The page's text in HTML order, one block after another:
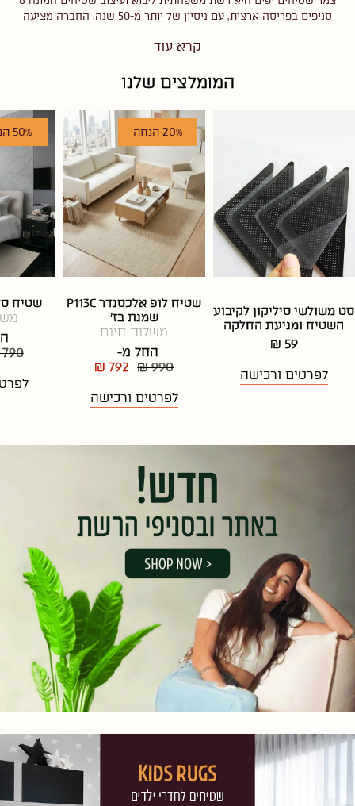
סניפים בפריסה ארצית, עם ניסיון של יותר מ-50 שנה. החברה מציעה
ולשאר חללי הבית, בשלל סגנונות, צבעים,
אקסקלוסיביים וגם בהזמנה אישית. בזכות הניסיון, המקצועיות והשפע,
קרא עוד
המומלצים שלנו
סט משולשי סיליקון לקיבוע
השטיח ומניעת החלקה
₪ 59
לפרטים ורכישה
20% הנחה
שטיח לופ אלכסנדר P113C
שמנת בז'
משלוח חינם
החל מ-
₪ 990
₪ 792
לפרטים ורכישה
50% הנחה
שטיח